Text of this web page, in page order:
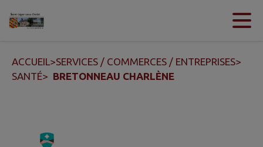
Contenu
ACCUEIL>SERVICES / COMMERCES / ENTREPRISES>
SANTÉ> BRETONNEAU CHARLÈNE